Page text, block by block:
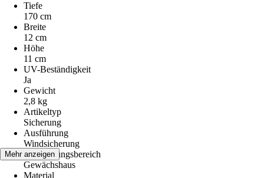
Tiefe
170 cm
Breite
12 cm
Höhe
11 cm
UV-Beständigkeit
Ja
Gewicht
2,8 kg
Artikeltyp
Sicherung
Ausführung
Windsicherung
Anwendungsbereich
Gewächshaus
Material
Mehr anzeigen